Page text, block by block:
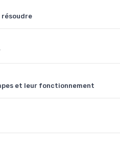
et leur fonctionnement